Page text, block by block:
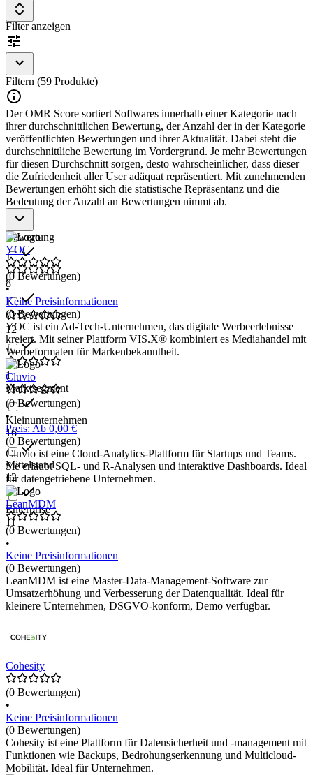
Filter anzeigen
Filtern (59 Produkte)
Der OMR Score sortiert Softwares innerhalb einer Kategorie nach
ihrer durchschnittlichen Bewertung, der Anzahl der in der Kategorie
veröffentlichten Bewertungen und ihrer Aktualität. Dabei steht die
durchschnittliche Bewertung im Vordergrund. Je mehr Bewertungen
für diesen Durchschnitt sorgen, desto wahrscheinlicher, dass dieser
die Zufriedenheit aller User adäquat repräsentiert. Mit zunehmenden
Bewertungen erhöht sich die statistische Repräsentanz und die
Bedeutung der Anzahl an Bewertungen nimmt ab.
Bewertung
8
12
1
Marktsegment
Kleinunternehmen
16
Mittelstand
12
Enterprise
11
YOC
(0 Bewertungen)
•
Keine Preisinformationen
(0 Bewertungen)
YOC ist ein Ad-Tech-Unternehmen, das digitale Werbeerlebnisse
kreiert. Mit seiner Plattform VIS.X® kombiniert es Mediahandel mit
Werbeformaten für Markenbekanntheit.
Cluvio
(0 Bewertungen)
•
Preis: Ab 0,00 €
(0 Bewertungen)
Cluvio ist eine Cloud-Analytics-Plattform für Startups und Teams.
Sie erlaubt SQL- und R-Analysen und interaktive Dashboards. Ideal
für datengetriebene Unternehmen.
LeanMDM
(0 Bewertungen)
•
Keine Preisinformationen
(0 Bewertungen)
LeanMDM ist eine Master-Data-Management-Software zur
Umsatzerhöhung und Verbesserung der Datenqualität. Ideal für
kleinere Unternehmen, DSGVO-konform, Demo verfügbar.
Cohesity
(0 Bewertungen)
•
Keine Preisinformationen
(0 Bewertungen)
Cohesity ist eine Plattform für Datensicherheit und -management mit
Funktionen wie Backups, Bedrohungserkennung und Multicloud-
Mobilität. Ideal für Unternehmen.